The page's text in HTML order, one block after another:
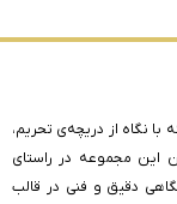
نگاه از دریچه‌ی تحریم،
این مجموعه در راستای
دقیق و فنی در قالب